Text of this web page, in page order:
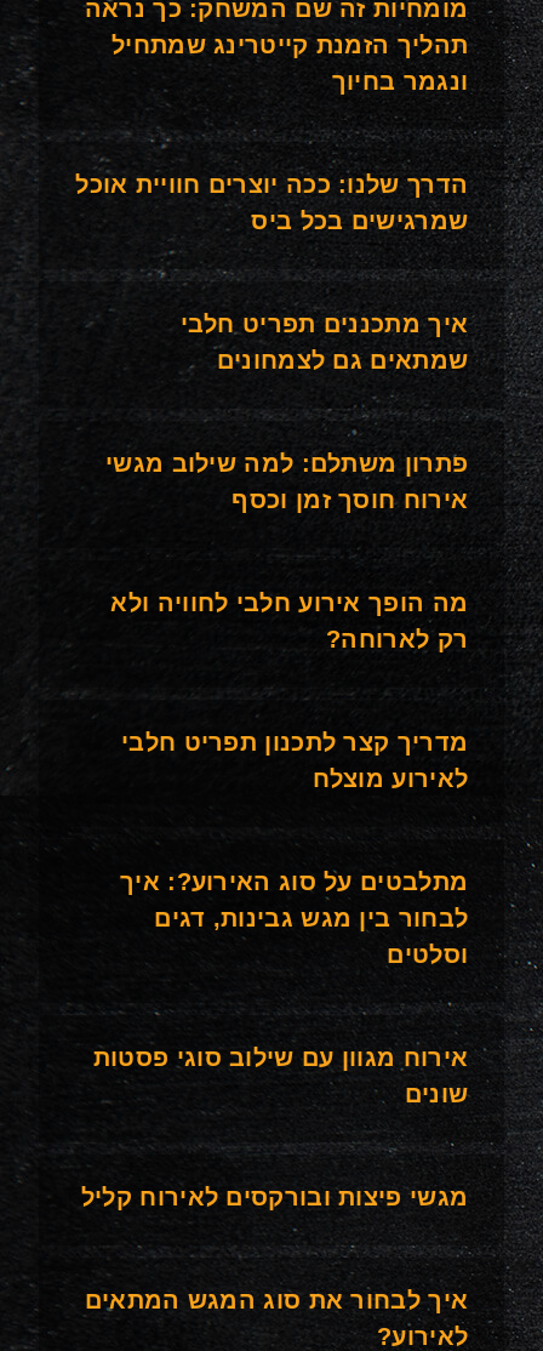
מומחיות זה שם המשחק: כך נראה
תהליך הזמנת קייטרינג שמתחיל
ונגמר בחיוך
הדרך שלנו: ככה יוצרים חוויית אוכל
שמרגישים בכל ביס
איך מתכננים תפריט חלבי
שמתאים גם לצמחונים
פתרון משתלם: למה שילוב מגשי
אירוח חוסך זמן וכסף
מה הופך אירוע חלבי לחוויה ולא
רק לארוחה?
מדריך קצר לתכנון תפריט חלבי
לאירוע מוצלח
מתלבטים על סוג האירוע?: איך
לבחור בין מגש גבינות, דגים
וסלטים
אירוח מגוון עם שילוב סוגי פסטות
שונים
מגשי פיצות ובורקסים לאירוח קליל
איך לבחור את סוג המגש המתאים
לאירוע?